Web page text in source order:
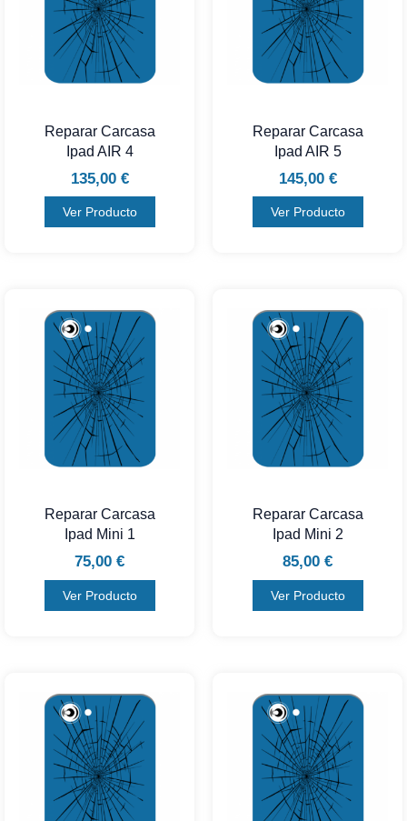
Reparar Carcasa
Ipad AIR 4
135,00 €
Ver Producto
Reparar Carcasa
Ipad AIR 5
145,00 €
Ver Producto
Reparar Carcasa
Ipad Mini 1
75,00 €
Ver Producto
Reparar Carcasa
Ipad Mini 2
85,00 €
Ver Producto